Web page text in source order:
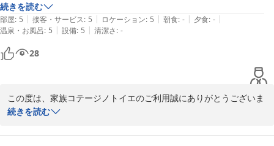
この度は、うれしいコメントをありがとうございました。
今後もより一層のサービス向上に努めて参ります。
またのご利用、心よりお待ちしております。
2024-11-09
ことができました。
オーナーのご夫妻もとても優しいご親切な方々で、安心して宿泊できま
した。
石川に伺う機会がありましたら、また愛犬と宿泊させていただきたいと
思います。
続きを読む
部屋: 5 | 接客・サービス: 5 | ロケーション: 5 | 朝食: - | 夕食: - |
温泉・お風呂: 5 | 設備: 5 | 清潔さ: -
28
この度は、家族コテージノトイエのご利用誠にありがとうございま
す。
す。
続きを読む